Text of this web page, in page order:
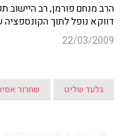
הרב מנחם פורמן, רב היישוב
דווקא נופל לתוך
22/03/2009
גלעד שליט שחרור